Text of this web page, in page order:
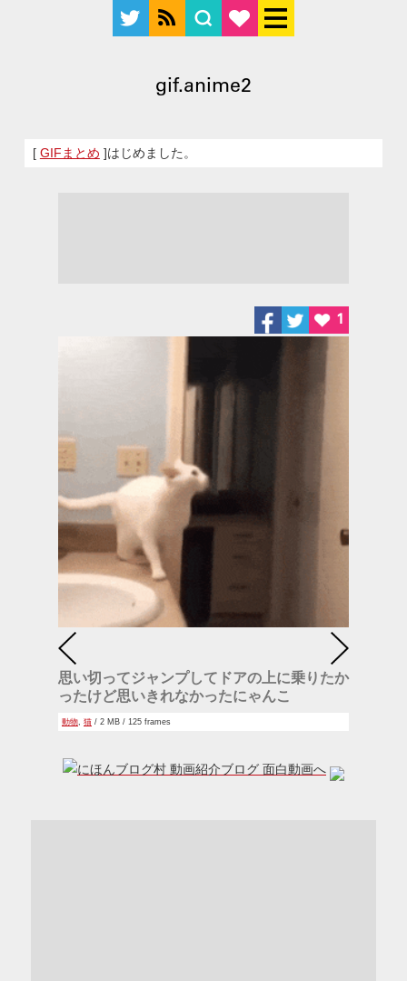
gif.anime2
[ GIFまとめ ]はじめました。
思い切ってジャンプしてドアの上に乗りたか
ったけど思いきれなかったにゃんこ
動物, 猫 / 2 MB / 125 frames
1